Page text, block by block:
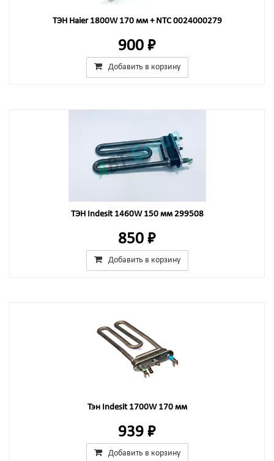
ТЭН Haier 1800W 170 мм + NTC 0024000279
900 ₽
Добавить в корзину
ТЭН Indesit 1460W 150 мм 299508
850 ₽
Добавить в корзину
Тэн Indesit 1700W 170 мм
939 ₽
Добавить в корзину